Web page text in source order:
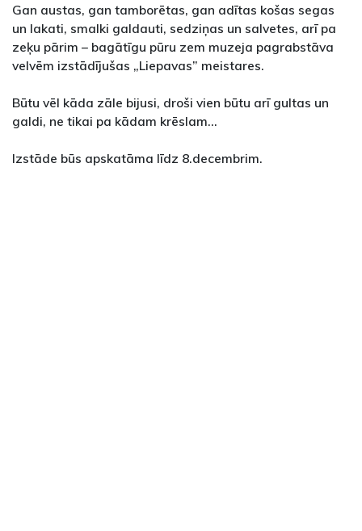
Gan austas, gan tamborētas, gan adītas košas segas
un lakati, smalki galdauti, sedziņas un salvetes, arī pa
zeķu pārim – bagātīgu pūru zem muzeja pagrabstāva
velvēm izstādījušas „Liepavas” meistares.
Būtu vēl kāda zāle bijusi, droši vien būtu arī gultas un
galdi, ne tikai pa kādam krēslam...
Izstāde būs apskatāma līdz 8.decembrim.